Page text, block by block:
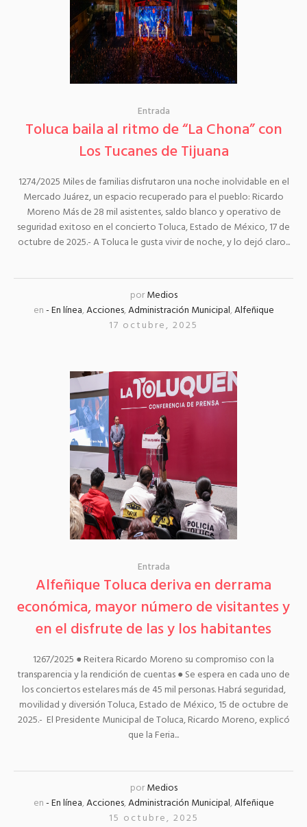
Entrada
Toluca baila al ritmo de “La Chona” con
Los Tucanes de Tijuana
1274/2025 Miles de familias disfrutaron una noche inolvidable en el
Mercado Juárez, un espacio recuperado para el pueblo: Ricardo
Moreno Más de 28 mil asistentes, saldo blanco y operativo de
seguridad exitoso en el concierto Toluca, Estado de México, 17 de
octubre de 2025.- A Toluca le gusta vivir de noche, y lo dejó claro...
porMedios
en- En línea,Acciones,Administración Municipal,Alfeñique
17 octubre, 2025
Entrada
Alfeñique Toluca deriva en derrama
económica, mayor número de visitantes y
en el disfrute de las y los habitantes
1267/2025 ● Reitera Ricardo Moreno su compromiso con la
transparencia y la rendición de cuentas ● Se espera en cada uno de
los conciertos estelares más de 45 mil personas. Habrá seguridad,
movilidad y diversión Toluca, Estado de México, 15 de octubre de
2025.- El Presidente Municipal de Toluca, Ricardo Moreno, explicó
que la Feria...
porMedios
en- En línea,Acciones,Administración Municipal,Alfeñique
15 octubre, 2025